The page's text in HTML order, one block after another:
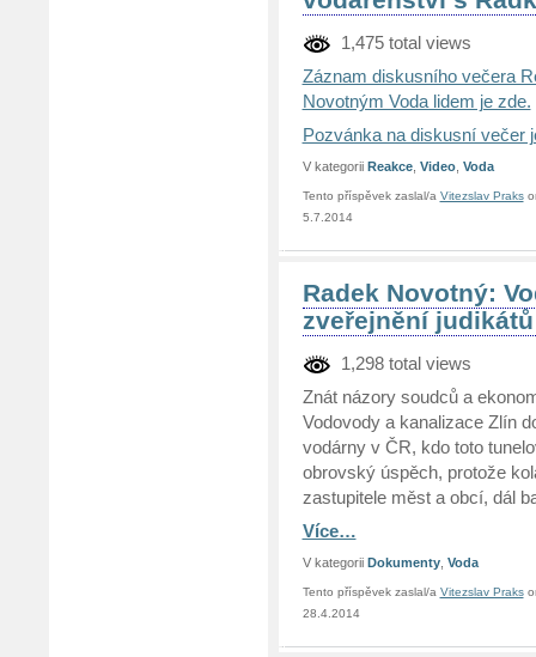
1,475 total views
Záznam diskusního večera
Novotným Voda lidem je zde.
Pozvánka na diskusní večer
V kategorii Reakce, Video, Voda
Tento příspěvek zaslal/a Vitezslav Praks
5.7.2014
Radek Novotný:
zveřejnění
1,298 total views
Znát názory soudců a
Vodovody a kanalizace Zlín
vodárny v ČR, kdo toto
obrovský úspěch, protože
zastupitele měst a obcí, dál
Více…
V kategorii Dokumenty, Voda
Tento příspěvek zaslal/a Vitezslav Praks
28.4.2014